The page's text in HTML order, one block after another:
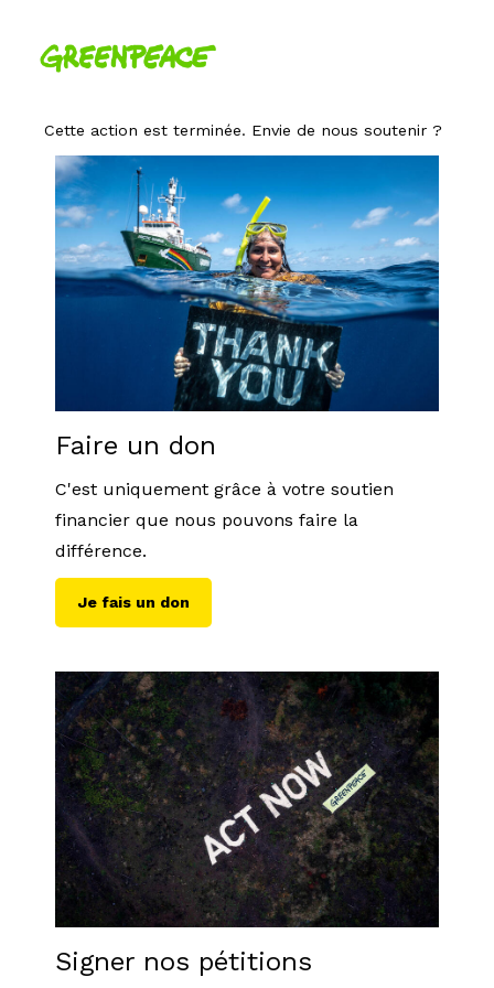
Cette action est terminée. Envie de nous soutenir ?
Faire un don
C'est uniquement grâce à votre soutien
financier que nous pouvons faire la
différence.
Je fais un don
Signer nos pétitions